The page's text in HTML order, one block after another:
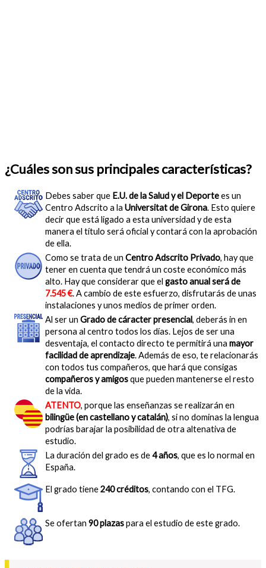
¿Cuáles son sus principales características?
Debes saber que E.U. de la Salud y el Deportees un
Centro Adscrito a la Universitat de Girona. Esto quiere
decir que está ligado a esta universidad y de esta
manera el título será oficial y contará con la aprobación
de ella.
Como se trata de un Centro Adscrito Privado, hay que
tener en cuenta que tendrá un coste económico más
alto. Hay que considerar que el gasto anual será de
7.545 €. A cambio de este esfuerzo, disfrutarás de unas
instalaciones y unos medios de primer orden.
Al ser un Grado de cáracter presencial, deberás in en
persona al centro todos los días. Lejos de ser una
desventaja, el contacto directo te permitirá una mayor
facilidad de aprendizaje. Además de eso, te relacionarás
con todos tus compañeros, que hará que consigas
compañeros y amigosque pueden mantenerse el resto
de la vida.
ATENTO, porque las enseñanzas se realizarán en
bilingüe (en castellano y catalán), si no dominas la lengua
podrías barajar la posibilidad de otra altenativa de
estudio.
La duración del grado es de4 años, que es lo normal en
España.
El grado tiene240 créditos, contando con el TFG.
Se ofertan 90 plazaspara el estudio de este grado.